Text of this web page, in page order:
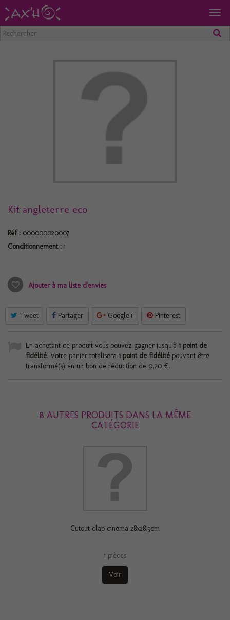
Kit angleterre eco
Réf : 000000020007
Conditionnement : 1
Ajouter à ma liste d'envies
Tweet Partager Google+ Pinterest
En achetant ce produit vous pouvez gagner jusqu'à 1 point de
fidélité. Votre panier totalisera 1 point de fidélité pouvant être
transformé(s) en un bon de réduction de 0,20 €.
8 AUTRES PRODUITS DANS LA MÊME
CATÉGORIE
Cutout clap cinema 28x28.5cm
1 pièces
Voir